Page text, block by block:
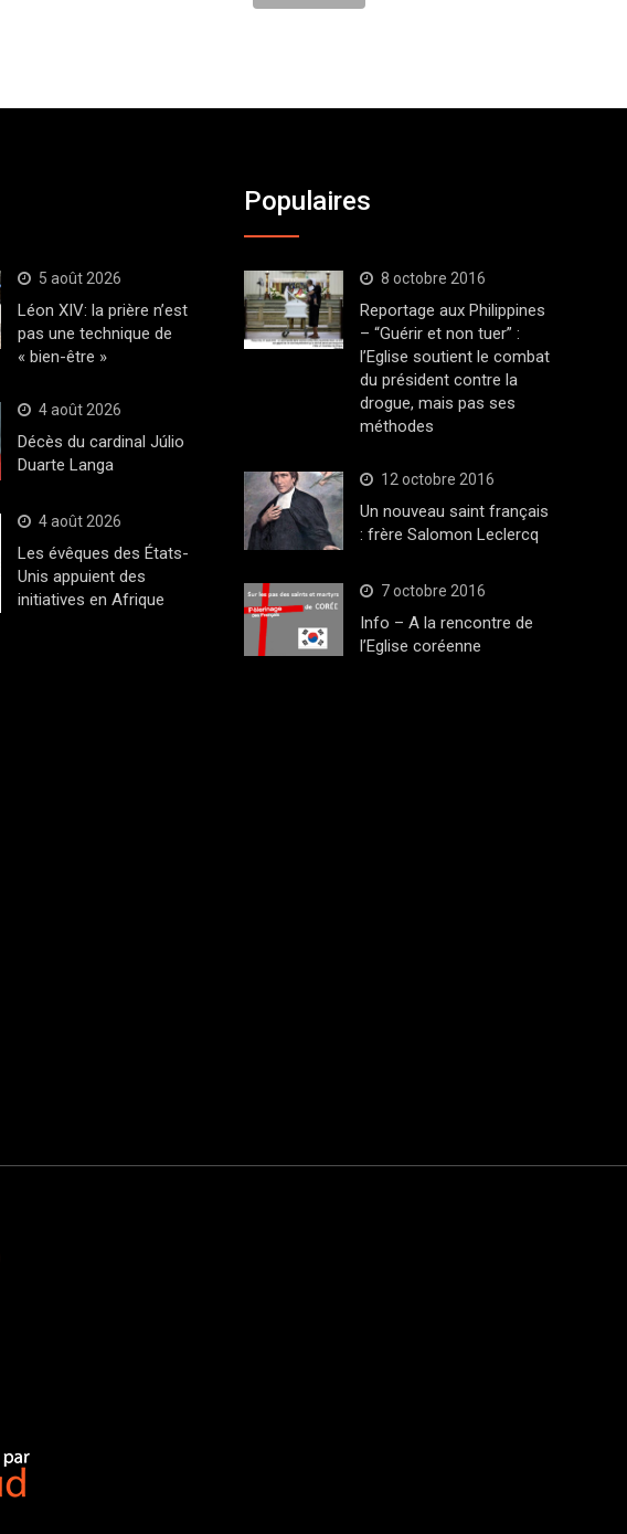
5 août 2026
Léon XIV: la prière n’est
pas une technique de
« bien-être »
4 août 2026
Décès du cardinal Júlio
Duarte Langa
4 août 2026
Les évêques des États-
Unis appuient des
initiatives en Afrique
Populaires
8 octobre 2016
Reportage aux Philippines
– “Guérir et non tuer” :
l’Eglise soutient le combat
du président contre la
drogue, mais pas ses
méthodes
12 octobre 2016
Un nouveau saint français
: frère Salomon Leclercq
7 octobre 2016
Info – A la rencontre de
l’Eglise coréenne